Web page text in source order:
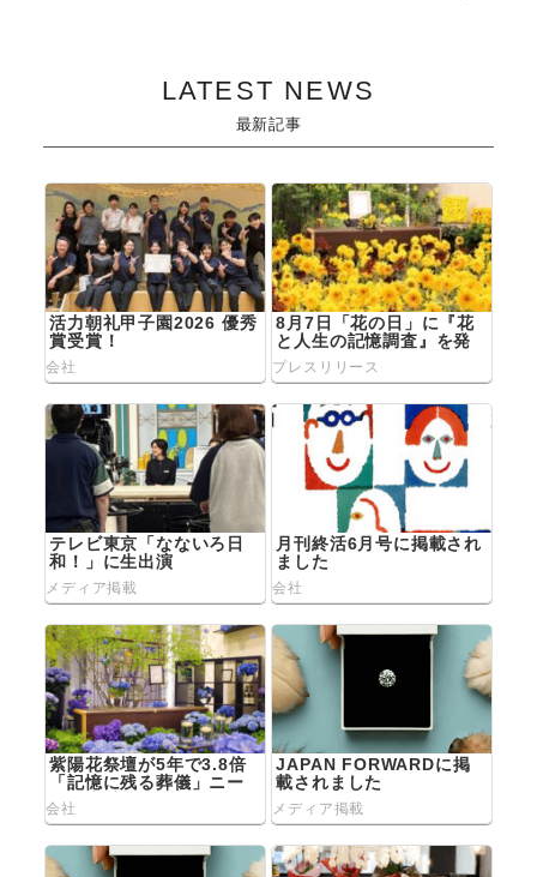
ゲ
ー
シ
ョ
ン
LATEST NEWS
最新記事
活力朝礼甲子園2026 優秀
賞受賞！
会社
8月7日「花の日」に『花
と人生の記憶調査』を発
表
プレスリリース
テレビ東京「なないろ日
和！」に生出演
メディア掲載
月刊終活6月号に掲載され
ました
会社
紫陽花祭壇が5年で3.8倍
「記憶に残る葬儀」ニー
ズ拡大 変わる葬儀観
会社
JAPAN FORWARDに掲
載されました
メディア掲載